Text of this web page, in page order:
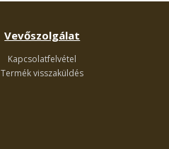
Vevőszolgálat
Kapcsolatfelvétel
Termék visszaküldés